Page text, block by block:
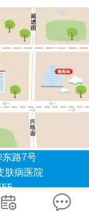
路7号
肤病医院